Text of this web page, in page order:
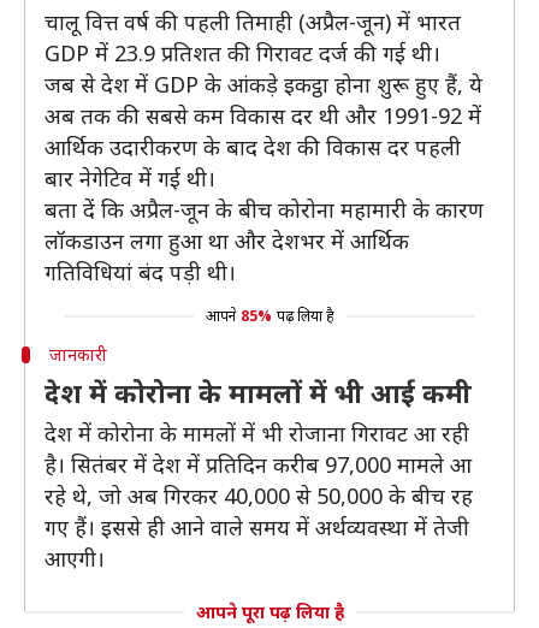
चालू वित्त वर्ष की पहली तिमाही (अप्रैल-जून) में भारत
GDP में 23.9 प्रतिशत की गिरावट दर्ज की गई थी।
जब से देश में GDP के आंकड़े इकट्ठा होना शुरू हुए हैं, ये
अब तक की सबसे कम विकास दर थी और 1991-92 में
आर्थिक उदारीकरण के बाद देश की विकास दर पहली
बार नेगेटिव में गई थी।
बता दें कि अप्रैल-जून के बीच कोरोना महामारी के कारण
लॉकडाउन लगा हुआ था और देशभर में आर्थिक
गतिविधियां बंद पड़ी थी।
आपने 85% पढ़ लिया है
जानकारी
देश में कोरोना के मामलों में भी आई कमी
देश में कोरोना के मामलों में भी रोजाना गिरावट आ रही
है। सितंबर में देश में प्रतिदिन करीब 97,000 मामले आ
रहे थे, जो अब गिरकर 40,000 से 50,000 के बीच रह
गए हैं। इससे ही आने वाले समय में अर्थव्यवस्था में तेजी
आएगी।
आपने पूरा पढ़ लिया है